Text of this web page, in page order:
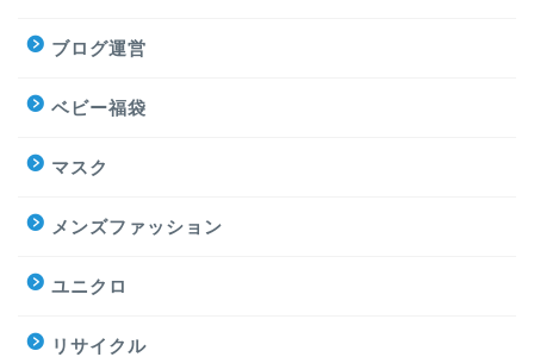
ブログ運営
ベビー福袋
マスク
メンズファッション
ユニクロ
リサイクル